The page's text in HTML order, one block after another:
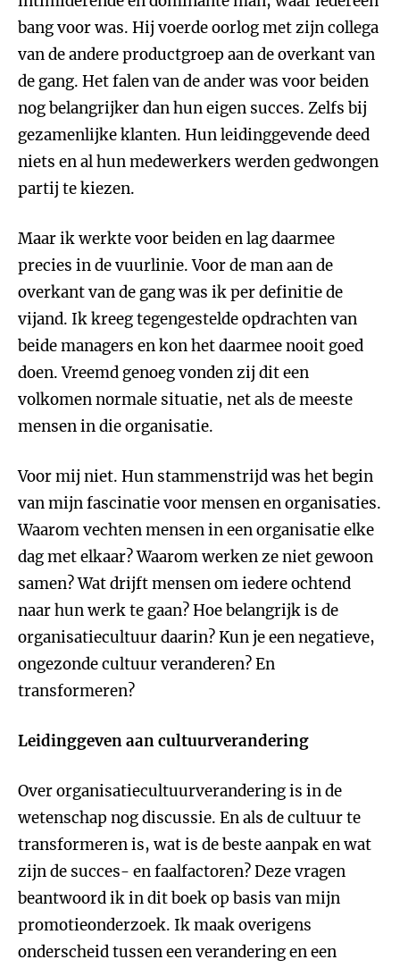
bang voor was. Hij voerde oorlog met zijn collega
van de andere productgroep aan de overkant van
de gang. Het falen van de ander was voor beiden
nog belangrijker dan hun eigen succes. Zelfs bij
gezamenlijke klanten. Hun leidinggevende deed
niets en al hun medewerkers werden gedwongen
partij te kiezen.
Maar ik werkte voor beiden en lag daarmee
precies in de vuurlinie. Voor de man aan de
overkant van de gang was ik per definitie de
vijand. Ik kreeg tegengestelde opdrachten van
beide managers en kon het daarmee nooit goed
doen. Vreemd genoeg vonden zij dit een
volkomen normale situatie, net als de meeste
mensen in die organisatie.
Voor mij niet. Hun stammenstrijd was het begin
van mijn fascinatie voor mensen en organisaties.
Waarom vechten mensen in een organisatie elke
dag met elkaar? Waarom werken ze niet gewoon
samen? Wat drijft mensen om iedere ochtend
naar hun werk te gaan? Hoe belangrijk is de
organisatiecultuur daarin? Kun je een negatieve,
ongezonde cultuur veranderen? En
transformeren?
Leidinggeven aan cultuurverandering
Over organisatiecultuurverandering is in de
wetenschap nog discussie. En als de cultuur te
transformeren is, wat is de beste aanpak en wat
zijn de succes- en faalfactoren? Deze vragen
beantwoord ik in dit boek op basis van mijn
promotieonderzoek. Ik maak overigens
onderscheid tussen een verandering en een